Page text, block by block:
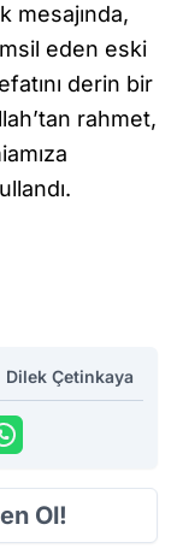
mesajında,
eden eski
derin bir
rahmet,
Dilek Çetinkaya
Ol!